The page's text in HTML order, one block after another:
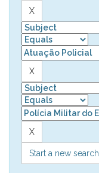
Start a new search